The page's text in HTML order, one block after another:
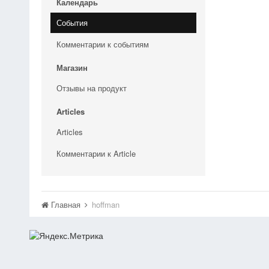
События
Комментарии к событиям
Магазин
Отзывы на продукт
Articles
Articles
Комментарии к Article
Главная hoffman